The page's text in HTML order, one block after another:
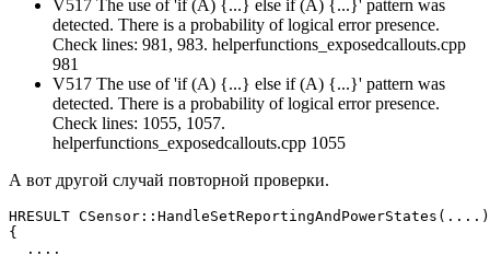
V517 The use of 'if (A) {...} else if (A) {...}' pattern was
detected. There is a probability of logical error presence.
Check lines: 981, 983. helperfunctions_exposedcallouts.cpp
981
V517 The use of 'if (A) {...} else if (A) {...}' pattern was
detected. There is a probability of logical error presence.
Check lines: 1055, 1057.
helperfunctions_exposedcallouts.cpp 1055
А вот другой случай повторной проверки.
HRESULT CSensor::HandleSetReportingAndPowerStates(....)
{
  ....